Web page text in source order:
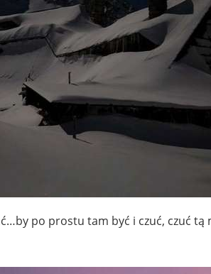
po prostu tam być i czuć, czuć